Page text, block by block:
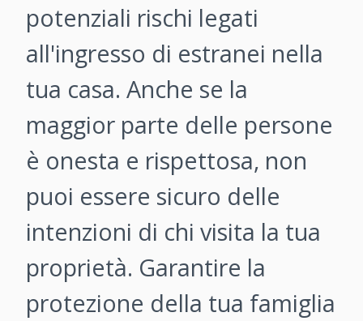
potenziali rischi legati
all'ingresso di estranei nella
tua casa. Anche se la
maggior parte delle persone
è onesta e rispettosa, non
puoi essere sicuro delle
intenzioni di chi visita la tua
proprietà. Garantire la
protezione della tua famiglia